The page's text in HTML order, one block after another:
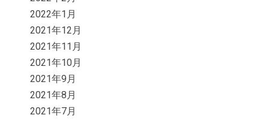
2022年1月
2021年12月
2021年11月
2021年10月
2021年9月
2021年8月
2021年7月